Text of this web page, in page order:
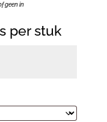
geen in
per stuk